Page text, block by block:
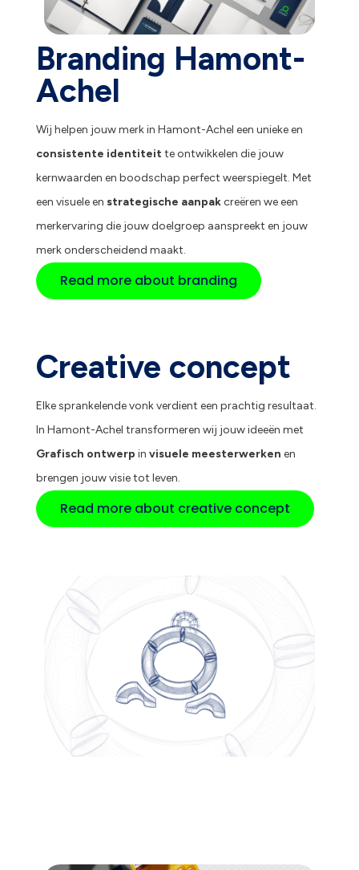
Branding Hamont-
Achel
Wij helpen jouw merk in Hamont-Achel een unieke en
consistente identiteitte ontwikkelen die jouw
kernwaarden en boodschap perfect weerspiegelt. Met
een visuele en strategische aanpakcreëren we een
merkervaring die jouw doelgroep aanspreekt en jouw
merk onderscheidend maakt.
Read more about branding
Creative concept
Elke sprankelende vonk verdient een prachtig resultaat.
In Hamont-Achel transformeren wij jouw ideeën met
Grafisch ontwerp in visuele meesterwerken en
brengen jouw visie tot leven.
Read more about creative concept